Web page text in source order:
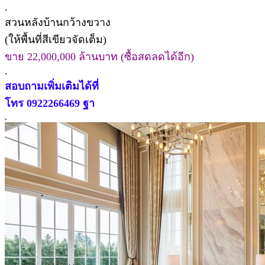
.
สวนหลังบ้านกว้างขวาง
(ให้พื้นที่สีเขียวจัดเต็ม)
ขาย 22,000,000 ล้านบาท (ซื้อสดลดได้อีก)
.
สอบถามเพิ่มเติมได้ที่
โทร 0922266469 ฐา
.